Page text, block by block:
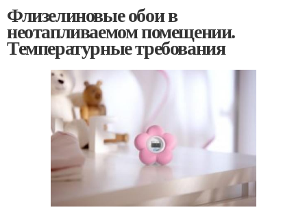
Флизелиновые обои в
неотапливаемом помещении.
Температурные требования